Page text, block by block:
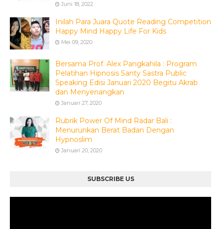
Juni 18, 2022
Inilah Para Juara Quote Reading Competition
Happy Mind Happy Life For Kids
Mei 09, 2020
Bersama Prof. Alex Pangkahila : Program
Pelatihan Hipnosis Santy Sastra Public
Speaking Edisi Januari 2020 Begitu Akrab
dan Menyenangkan
Januari 27, 2020
Rubrik Power Of Mind Radar Bali :
Menurunkan Berat Badan Dengan
Hypnoslim
Januari 20, 2020
SUBSCRIBE US